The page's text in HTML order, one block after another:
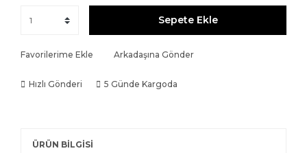
Sepete Ekle
Favorilerime Ekle Arkadaşına Gönder
Hızlı Gönderi 5 Günde Kargoda
ÜRÜN BİLGİSİ